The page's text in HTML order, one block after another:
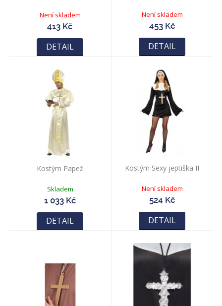
Není skladem
413 Kč
DETAIL
Není skladem
453 Kč
DETAIL
Kostým Papež
Skladem
1 033 Kč
DETAIL
Kostým Sexy jeptiška II
Není skladem
524 Kč
DETAIL